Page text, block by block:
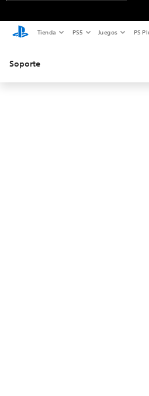
Tienda PS5 Juegos PS
Soporte